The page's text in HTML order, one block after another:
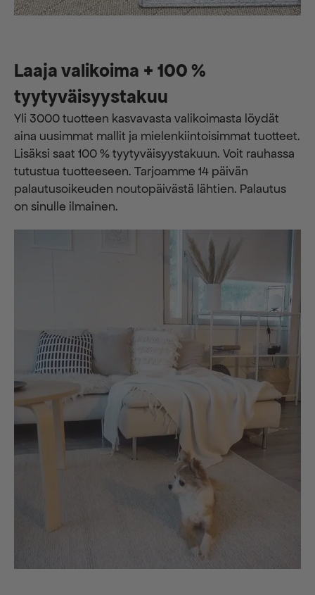
Laaja valikoima + 100 %
tyytyväisyystakuu
Yli 3000 tuotteen kasvavasta valikoimasta löydät
aina uusimmat mallit ja mielenkiintoisimmat tuotteet.
Lisäksi saat 100 % tyytyväisyystakuun. Voit rauhassa
tutustua tuotteeseen. Tarjoamme 14 päivän
palautusoikeuden noutopäivästä lähtien. Palautus
on sinulle ilmainen.